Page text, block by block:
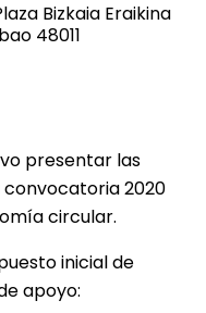
Bizkaia Eraikina
48011
presentar las
2020
circular.
inicial de
apoyo: